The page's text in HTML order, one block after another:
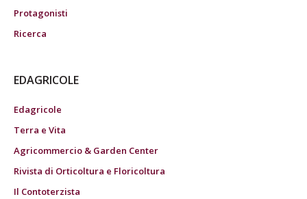
Protagonisti
Ricerca
EDAGRICOLE
Edagricole
Terra e Vita
Agricommercio & Garden Center
Rivista di Orticoltura e Floricoltura
Il Contoterzista